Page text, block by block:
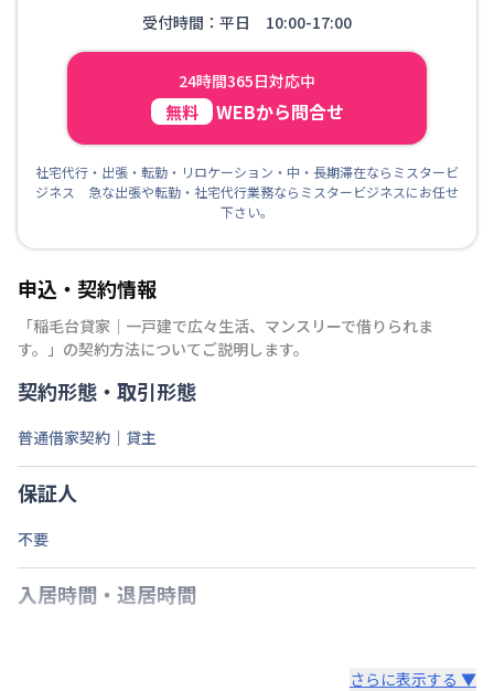
受付時間：平日 10:00-17:00
24時間365日対応中
無料 WEBから問合せ
社宅代行・出張・転勤・リロケーション・中・長期滞在ならミスタービ
ジネス 急な出張や転勤・社宅代行業務ならミスタービジネスにお任せ
下さい。
申込・契約情報
「稲毛台貸家｜一戸建で広々生活、マンスリーで借りられま
す。
」の契約方法についてご説明します。
契約形態・取引形態
普通借家契約｜貸主
保証人
不要
入居時間・退居時間
さらに表示する ▼